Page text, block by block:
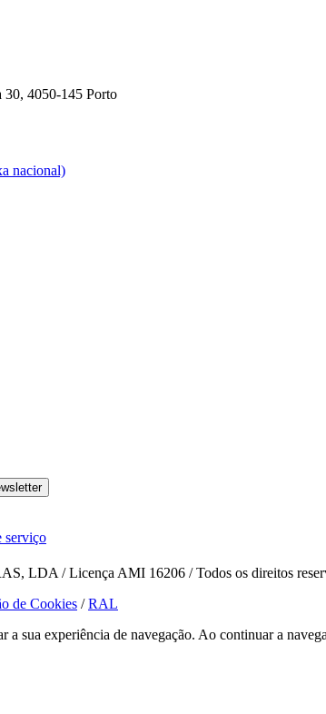
30, 4050-145 Porto
nacional)
serviço
LDA / Licença AMI 16206 / Todos os direitos
de Cookies /RAL
sua experiência de navegação. Ao continuar a